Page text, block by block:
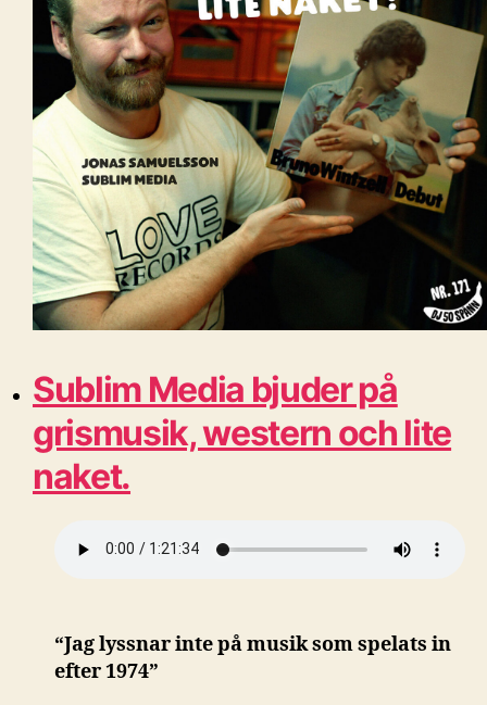
Sublim Media bjuder på
grismusik, western och lite
naket.
“Jag lyssnar inte på musik som spelats in
efter 1974”